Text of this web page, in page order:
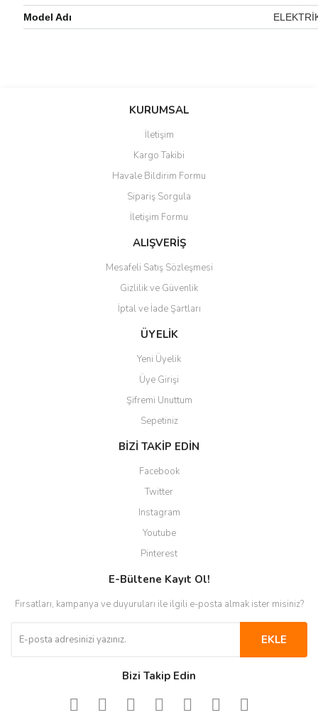
Model Adı
Bu ürüne ilk yorumu siz yapın!
Ürün hakkında henüz soru sorulmamış.
Ürün resmi kalitesiz, bozuk veya görüntülenemiyor.
Ürün açıklamasında eksik bilgiler bulunuyor.
Ürün bilgilerinde hatalar bulunuyor.
Ürün fiyatı diğer sitelerden daha pahalı.
Bu ürüne benzer farklı alternatifler olmalı.
Gönder
KURUMSAL
İletişim
Kargo Takibi
Havale Bildirim Formu
Sipariş Sorgula
İletişim Formu
ALIŞVERİŞ
Mesafeli Satış Sözleşmesi
Gizlilik ve Güvenlik
İptal ve İade Şartları
ÜYELİK
Yeni Üyelik
Üye Girişi
Şifremi Unuttum
Sepetiniz
BİZİ TAKİP EDİN
Facebook
Twitter
Instagram
Youtube
Pinterest
E-Bültene Kayıt Ol!
Fırsatları, kampanya ve duyuruları ile ilgili e-posta almak ister misiniz?
EKLE
Bizi Takip Edin